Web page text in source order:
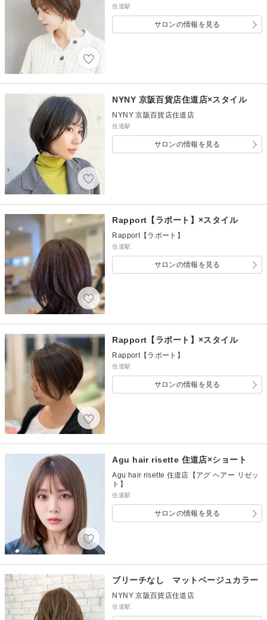
住道駅
サロンの情報を見る
NYNY 京阪百貨店住道店×スタイル
NYNY 京阪百貨店住道店
住道駅
サロンの情報を見る
Rapport【ラポート】×スタイル
Rapport【ラポート】
住道駅
サロンの情報を見る
Rapport【ラポート】×スタイル
Rapport【ラポート】
住道駅
サロンの情報を見る
Agu hair risette 住道店×ショート
Agu hair risette 住道店【アグ ヘアー リゼッ
ト】
住道駅
サロンの情報を見る
ブリーチなし マットベージュカラー
NYNY 京阪百貨店住道店
住道駅